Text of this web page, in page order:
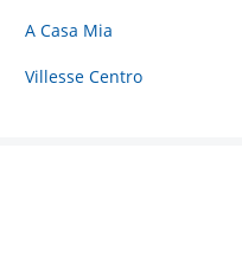
A Casa Mia
Villesse Centro